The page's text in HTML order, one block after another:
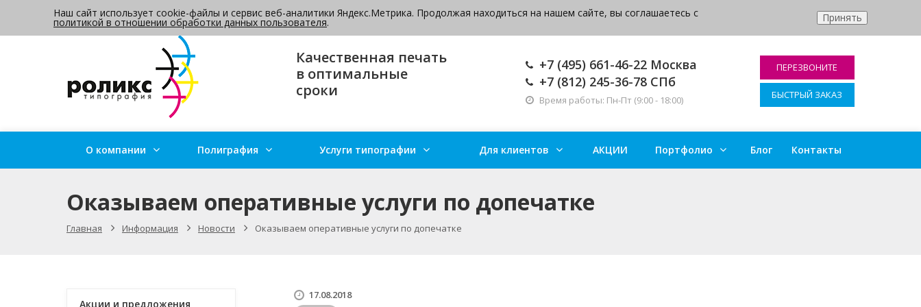
Задать вопрос технологу ОНЛАЙН-ЗАЯВКА Оставить сообщение
Качественная печать
в оптимальные
сроки
+7 (495) 661-46-22 Москва
+7 (812) 245-36-78 СПб
Время работы: Пн-Пт (9:00 - 18:00)
ПЕРЕЗВОНИТЕ
БЫСТРЫЙ ЗАКАЗ
О компании Полиграфия Услуги типографии Для клиентов АКЦИИ Портфолио Блог Контакты
Оказываем оперативные услуги по допечатке
Главная Информация Новости Оказываем оперативные услуги по допечатке
17.08.2018
Акции и предложения
Наш сайт использует cookie-файлы и сервис веб-аналитики Яндекс.Метрика. Продолжая находиться на нашем сайте, вы соглашаетесь с
политикой в отношении обработки данных пользователя. Принять